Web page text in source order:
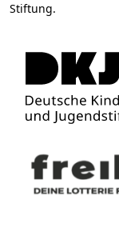
Stiftung.